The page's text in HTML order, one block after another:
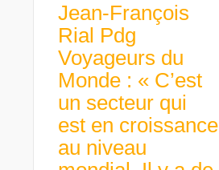
Jean-François
Rial Pdg
Voyageurs du
Monde : « C’est
un secteur qui
est en croissance
au niveau